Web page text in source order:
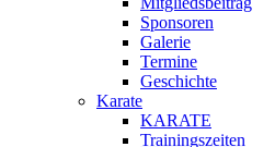
Sponsoren
Galerie
Termine
Geschichte
Karate
KARATE
Trainingszeiten